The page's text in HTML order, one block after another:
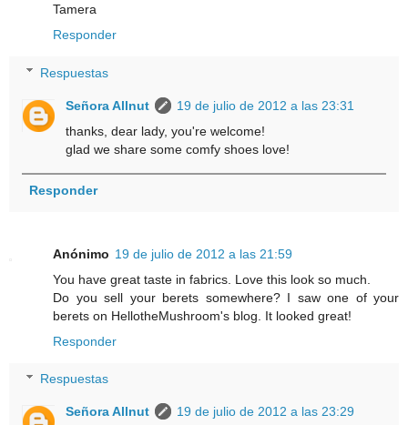
Tamera
Responder
Respuestas
Señora Allnut
19 de julio de 2012 a las 23:31
thanks, dear lady, you're welcome!
glad we share some comfy shoes love!
Responder
Anónimo 19 de julio de 2012 a las 21:59
You have great taste in fabrics. Love this look so much.
Do you sell your berets somewhere? I saw one of your
berets on HellotheMushroom's blog. It looked great!
Responder
Respuestas
Señora Allnut
19 de julio de 2012 a las 23:29